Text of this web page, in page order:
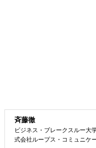
斉藤徹
ビジネス・ブレークスルー大
式会社ループス・コミュニケ